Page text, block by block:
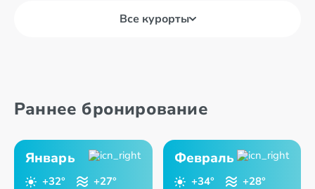
Все курорты
Канчанабури Краби
Раннее бронирование
Январь
+32° +27°
Февраль
+34° +28°